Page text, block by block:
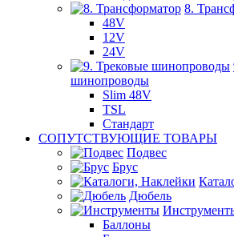
8.
48V
12V
24V
шинопроводы
Slim 48V
TSL
Стандарт
СОПУТСТВУЮЩИЕ ТОВАРЫ
Подвес
Брус
Дюбель
Баллоны